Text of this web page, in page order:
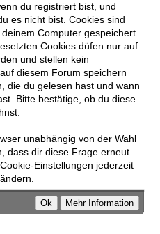
du registriert bist, und
es nicht bist. Cookies sind
Computer gespeichert
Cookies düfen nur auf
und stellen kein
diesem Forum speichern
die du gelesen hast und wann
Bitte bestätige, ob du diese
unabhängig von der Wahl
dass dir diese Frage erneut
Einstellungen jederzeit
TkaczMyBB addons.